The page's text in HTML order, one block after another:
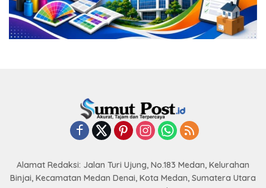
Alamat Redaksi: Jalan Turi Ujung, No.183 Medan, Kelurahan
Binjai, Kecamatan Medan Denai, Kota Medan, Sumatera Utara